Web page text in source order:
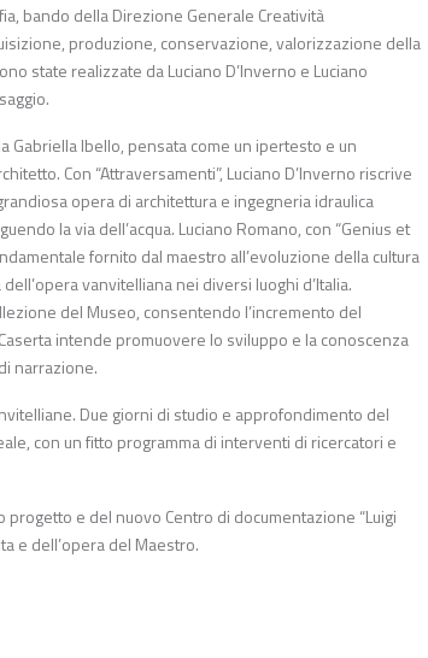
bando della Direzione Generale Creatività
produzione, conservazione, valorizzazione della
state realizzate da Luciano D’Inverno e Luciano
Gabriella Ibello, pensata come un ipertesto e un
Con “Attraversamenti”, Luciano D’Inverno riscrive
opera di architettura e ingegneria idraulica
la via dell’acqua. Luciano Romano, con “Genius et
fornito dal maestro all’evoluzione della cultura
vanvitelliana nei diversi luoghi d’Italia.
del Museo, consentendo l’incremento del
intende promuovere lo sviluppo e la conoscenza
narrazione.
Due giorni di studio e approfondimento del
con un fitto programma di interventi di ricercatori e
e del nuovo Centro di documentazione “Luigi
e dell’opera del Maestro.